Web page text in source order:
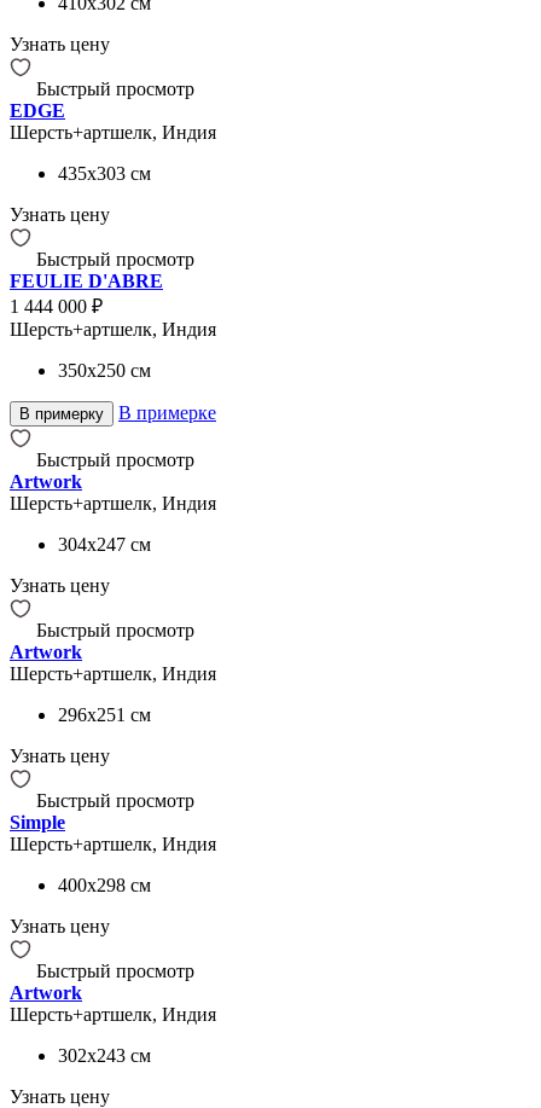
Узнать цену
Быстрый просмотр
EDGE
Шерсть+артшелк, Индия
435x303 см
Узнать цену
Быстрый просмотр
FEULIE D'ABRE
1 444 000 ₽
Шерсть+артшелк, Индия
350x250 см
В примерку В примерке
Быстрый просмотр
Artwork
Шерсть+артшелк, Индия
304x247 см
Узнать цену
Быстрый просмотр
Artwork
Шерсть+артшелк, Индия
296x251 см
Узнать цену
Быстрый просмотр
Simple
Шерсть+артшелк, Индия
400x298 см
Узнать цену
Быстрый просмотр
Artwork
Шерсть+артшелк, Индия
302x243 см
Узнать цену